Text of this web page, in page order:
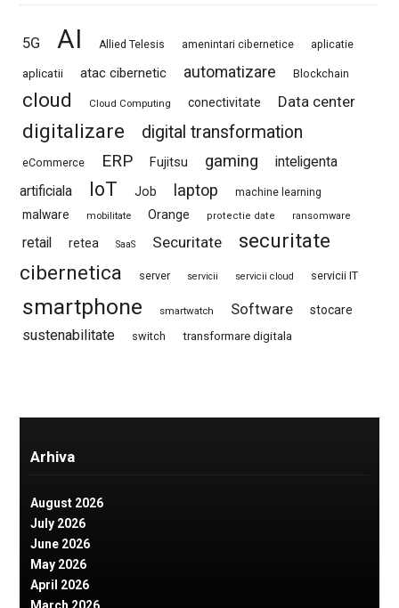
5G AI Allied Telesis amenintari cibernetice aplicatie
aplicatii atac cibernetic automatizare Blockchain
cloud Cloud Computing conectivitate Data center
digitalizare digital transformation
eCommerce ERP Fujitsu gaming
inteligenta
artificiala
IoT Job laptop machine learning
malware mobilitate Orange protectie date ransomware
retail retea SaaS Securitate
securitate
cibernetica
server servicii servicii cloud servicii IT
smartphone smartwatch Software stocare
sustenabilitate switch transformare digitala
Arhiva
August 2026
July 2026
June 2026
May 2026
April 2026